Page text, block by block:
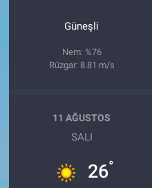
Güneşli
Nem: %76
Rüzgar: 8.81 m/s
11 AĞUSTOS
SALI
26°